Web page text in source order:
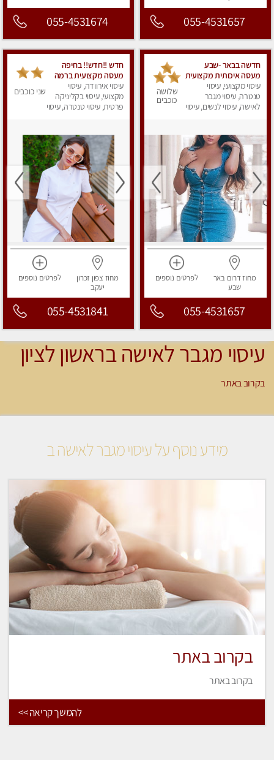
055-4531657
055-4531674
חדשה בבאר -שבע
מעסה איכותית מקצועית
ומפנקת
עיסוי מקצועי, עיסוי
טנטרה, עיסוי מגבר
לאישה, עיסוי לנשים, עיסוי
שלושה
כוכבים
מחוז דרום באר
שבע
לפרטים נוספים
055-4531657
חדש !!חדש!! בחיפה
מעסה מקצועית ברמה
גבוה
עיסוי אירוודה, עיסוי
מקצועי, עיסוי בקליניקה
פרטית, עיסוי טנטרה, עיסוי
שני כוכבים
מחוז צפון זכרון
יעקב
לפרטים נוספים
055-4531841
עיסוי מגבר לאישה בראשון לציון
בקרוב באתר
מידע נוסף על עיסוי מגבר לאישה ב
בקרוב באתר
בקרוב באתר
להמשך קריאה >>